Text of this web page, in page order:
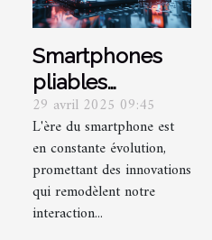
Smartphones
pliables
tendances et
prévisions pour
le marché
mobile
29 avril 2025 09:45
L'ère du smartphone est
en constante évolution,
promettant des innovations
qui remodèlent notre
interaction...